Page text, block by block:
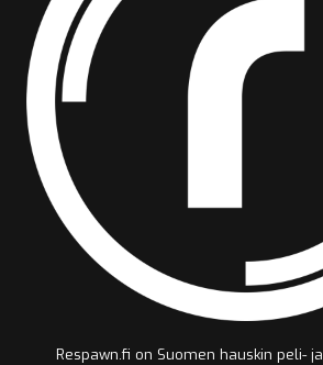
Respawn.fi on Suomen hauskin peli-